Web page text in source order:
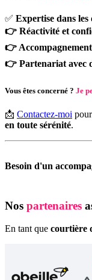
✅ Expertise dans les
👉 Réactivité et
👉
👉 Partenariat avec
Vous êtes concerné ? Je
📩 Contactez-moi
en toute sérénité.
Besoin d'un
Nos partenaires
En tant que courtière